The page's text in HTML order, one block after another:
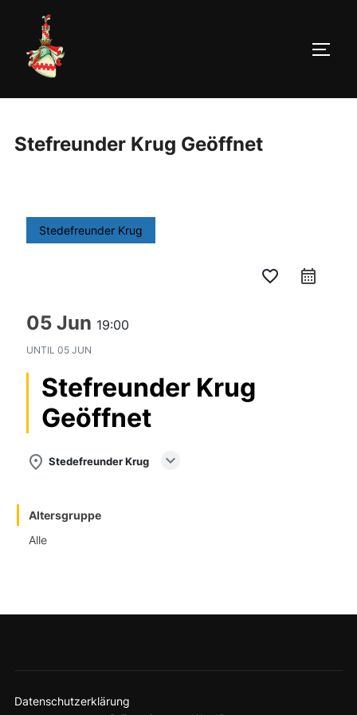
springen
Stefreunder Krug Geöffnet
Stedefreunder Krug
favorite_border calendar_month
05 Jun 19:00
UNTIL 05 JUN
Stefreunder Krug
Geöffnet
place Stedefreunder Krug expand_more
Altersgruppe
Alle
Datenschutzerklärung